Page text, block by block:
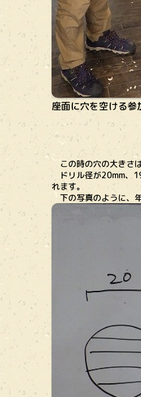
座面に穴を空ける参
この時の穴の大きさ
ドリル径が20mm、
れます。
下の写真のように、